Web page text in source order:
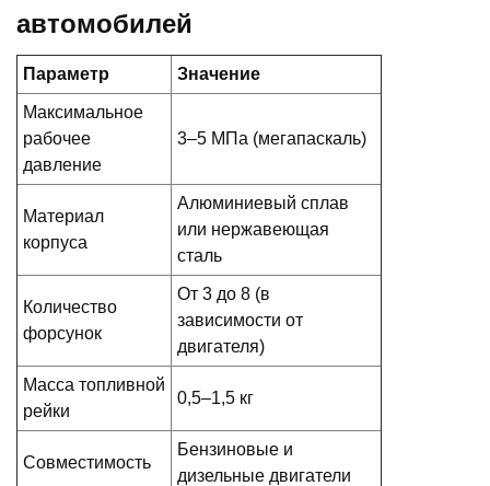
автомобилей
Параметр Значение
Максимальное
рабочее
давление
3–5 МПа (мегапаскаль)
Материал
корпуса
Алюминиевый сплав
или нержавеющая
сталь
Количество
форсунок
От 3 до 8 (в
зависимости от
двигателя)
Масса топливной
рейки
0,5–1,5 кг
Совместимость
Бензиновые и
дизельные двигатели